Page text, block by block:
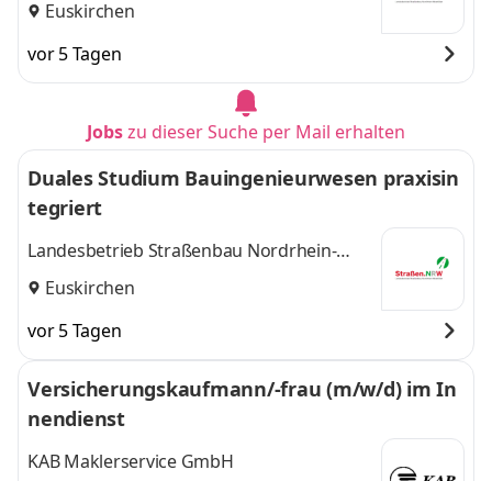
Euskirchen
vor 5 Tagen
Jobszu dieser Suche per Mail erhalten
Duales Studium Bauingenieurwesen praxisin
tegriert
Landesbetrieb Straßenbau Nordrhein-
Westfalen (Straßen.NRW)
Euskirchen
vor 5 Tagen
Versicherungskaufmann/-frau (m/w/d) im In
nendienst
KAB Maklerservice GmbH